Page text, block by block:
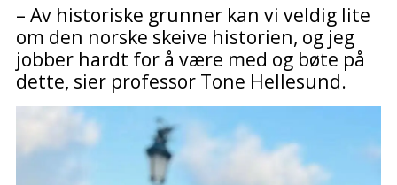
– Av historiske grunner kan vi veldig lite
om den norske skeive historien, og jeg
jobber hardt for å være med og bøte på
dette, sier professor Tone Hellesund.